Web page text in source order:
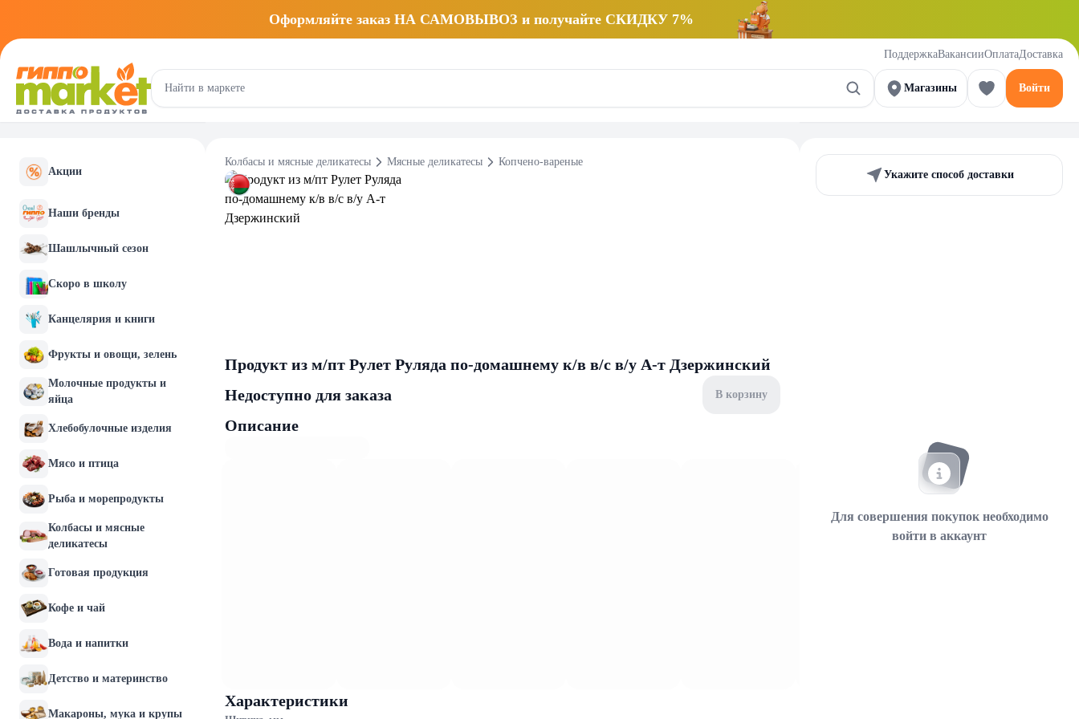
Оформляйте заказ НА САМОВЫВОЗ и получайте СКИДКУ 7%
ПоддержкаВакансииОплатаДоставка
Магазины Войти
Акции
Наши бренды
Шашлычный сезон
Скоро в школу
Канцелярия и книги
Фрукты и овощи, зелень
Молочные продукты и
яйца
Хлебобулочные изделия
Мясо и птица
Рыба и морепродукты
Колбасы и мясные
деликатесы
Готовая продукция
Кофе и чай
Вода и напитки
Детство и материнство
Макароны, мука и крупы
Колбасы и мясные деликатесы Мясные деликатесы Копчено-вареные
Продукт из м/пт Рулет Руляда по-домашнему к/в в/с в/у А-т Дзержинский
Недоступно для заказа
В корзину
Описание
Характеристики
Укажите способ доставки
Для совершения покупок необходимо
войти в аккаунт